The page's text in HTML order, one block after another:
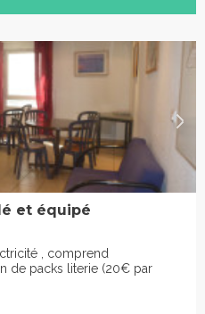
et équipé
, comprend
de packs literie (20€ par